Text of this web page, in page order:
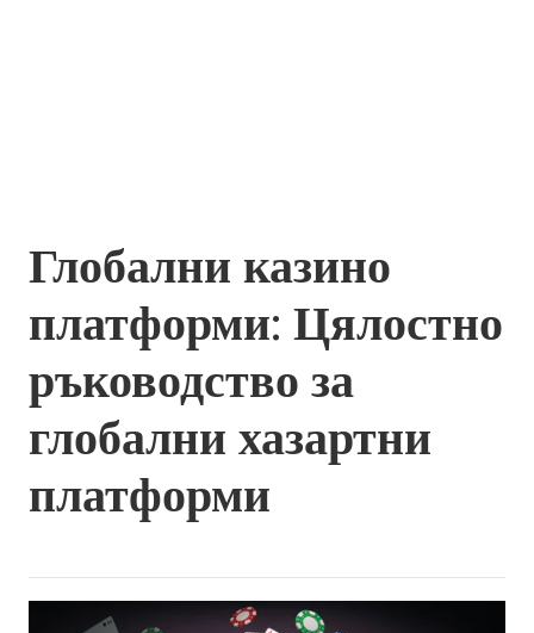
Глобални казино
платформи: Цялостно
ръководство за
глобални хазартни
платформи